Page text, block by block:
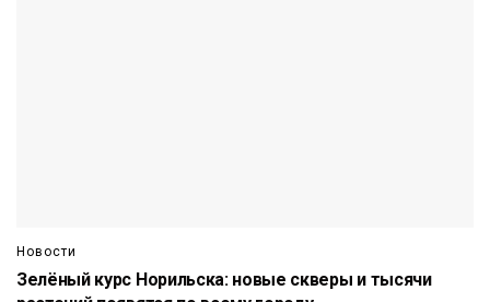
Новости
Зелёный курс Норильска: новые скверы и тысячи